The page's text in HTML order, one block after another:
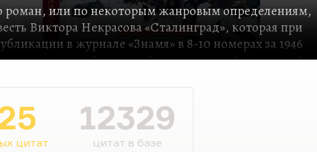
роман, или по некоторым жанровым определениям,
Виктора Некрасова «Сталинград», которая при
в журнале «Знамя» в 8-10 номерах за 1946
название «В окопах Сталинграда». А отдельной
пожалуй, название всей лейтенантской прозе.
вот эти лейтенантские записки, а Некрасов пишет
имени, а от имени другого лейтенанта, им
выдуманного, Некрасов положил начало
цитат
12329
цитат в базе